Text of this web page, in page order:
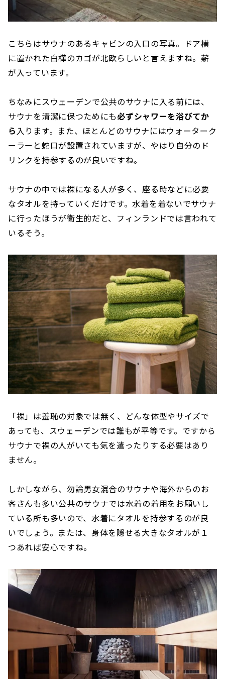
こちらはサウナのあるキャビンの入口の写真。ドア横
に置かれた白樺のカゴが北欧らしいと言えますね。薪
が入っています。
ちなみにスウェーデンで公共のサウナに入る前には、
サウナを清潔に保つためにも必ずシャワーを浴びてか
ら入ります。また、ほとんどのサウナにはウォーターク
ーラーと蛇口が設置されていますが、やはり自分のド
リンクを持参するのが良いですね。
サウナの中では裸になる人が多く、座る時などに必要
なタオルを持っていくだけです。水着を着ないでサウナ
に行ったほうが衛生的だと、フィンランドでは言われて
いるそう。
「裸」は羞恥の対象では無く、どんな体型やサイズで
あっても、スウェーデンでは誰もが平等です。ですから
サウナで裸の人がいても気を遣ったりする必要はあり
ません。
しかしながら、勿論男女混合のサウナや海外からのお
客さんも多い公共のサウナでは水着の着用をお願いし
ている所も多いので、水着にタオルを持参するのが良
いでしょう。または、身体を隠せる大きなタオルが１
つあれば安心ですね。